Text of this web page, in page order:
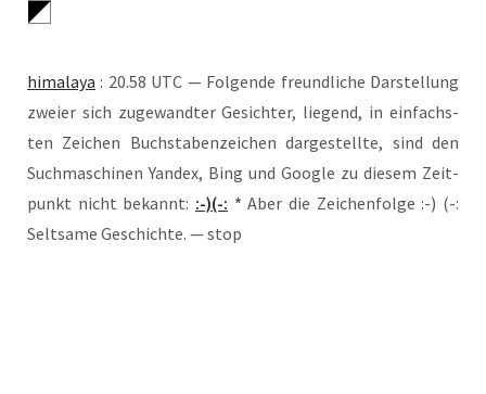
hima­la­ya : 20.58 UTC — Fol­gen­de freund­li­che Dar­stel­lung
zwei­er sich zuge­wand­ter Gesich­ter, lie­gend, in ein­fachs­
ten Zei­chen Buch­sta­ben­zei­chen dar­ge­stell­te, sind den
Such­ma­schi­nen Yand­ex, Bing und Goog­le zu die­sem Zeit­
punkt nicht bekannt: :-)(-: * Aber die Zei­chen­fol­ge :-) (-:
Selt­sa­me Geschich­te. — stop